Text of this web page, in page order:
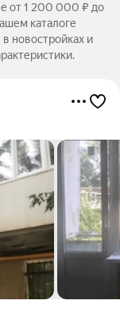
от 1 200 000 ₽ до
каталоге
новостройках и